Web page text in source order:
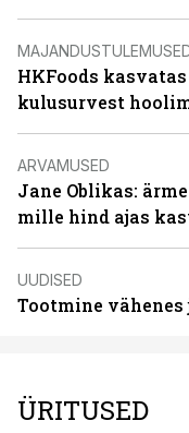
HKFoods
kulusurvest
ARVAMUSED
Jane Oblikas:
mille hind ajas
UUDISED
Tootmine
ÜRITUSED